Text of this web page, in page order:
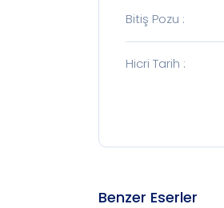
Bitiş Pozu :
Hicri Tarih :
Benzer Eserler